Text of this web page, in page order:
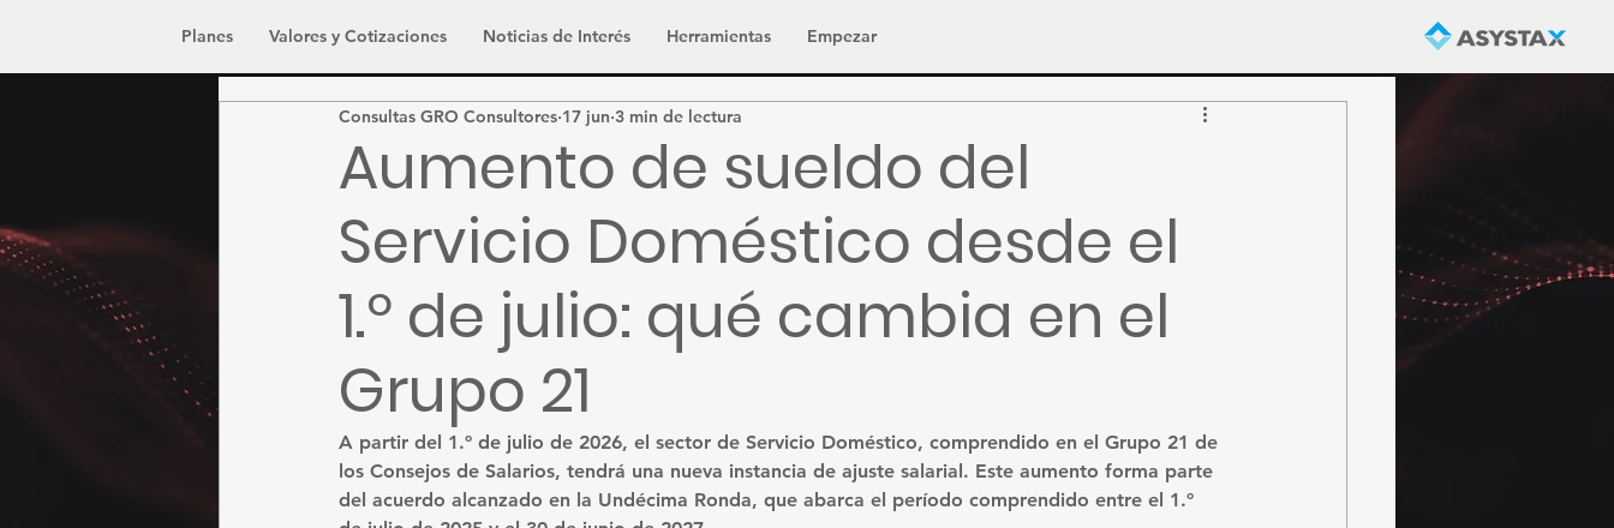
Planes Valores y Cotizaciones Noticias de Interés Herramientas Empezar
Aumento de sueldo del
Servicio Doméstico desde el
1.º de julio: qué cambia en el
Grupo 21
Consultas GRO Consultores 17 jun 3 min de lectura
A partir del 1.º de julio de 2026, el sector de Servicio Doméstico, comprendido en el Grupo 21 de
los Consejos de Salarios, tendrá una nueva instancia de ajuste salarial. Este aumento forma parte
del acuerdo alcanzado en la Undécima Ronda, que abarca el período comprendido entre el 1.º